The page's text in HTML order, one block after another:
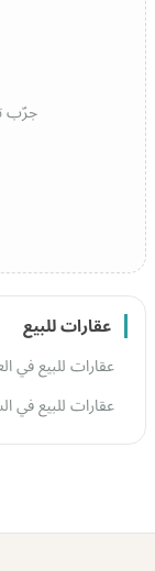
جرّب
عقارات للبيع
عقارات للبيع في
عقارات للبيع في